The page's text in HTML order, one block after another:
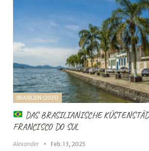
BRASILIEN (2025)
DAS BRASILIANISCHE
FRANCISCO DO SUL
Alexander Feb. 13, 2025